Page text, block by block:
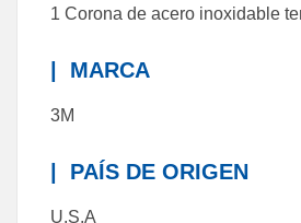
1 Corona de acero inoxidable
MARCA
3M
PAÍS DE ORIGEN
U.S.A